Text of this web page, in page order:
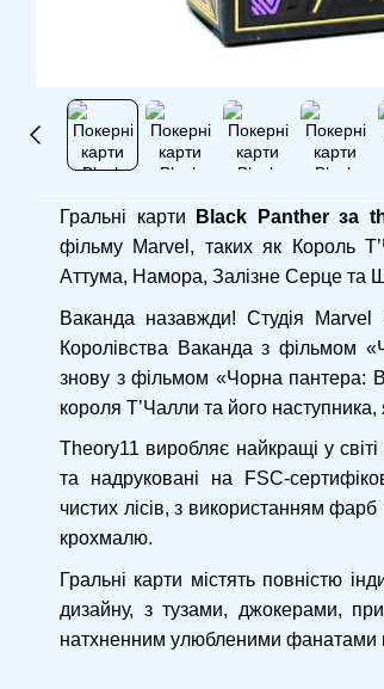
Гральні карти
Black Panther за
фільму Marvel, таких як Король
Аттума, Намора, Залізне Серце та
Ваканда назавжди! Студія
Королівства Ваканда з фільмом
знову з фільмом «Чорна пантера:
короля Т’Чалли та його наступника,
Theory11 виробляє найкращі у
та надруковані на FSC-
чистих лісів, з використанням фарб
крохмалю.
Гральні карти містять повністю
дизайну, з тузами, джокерами,
натхненним улюбленими фанатами